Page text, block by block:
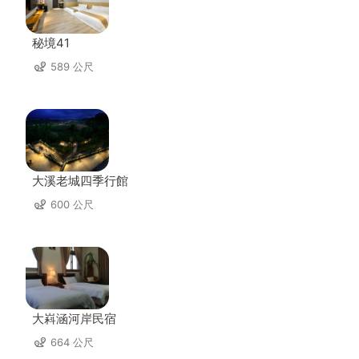
秘境41
589 公尺
大溪老城四季行館
600 公尺
大嵙涵河岸民宿
664 公尺